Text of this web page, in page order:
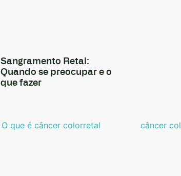
Sangramento Retal:
Quando se preocupar e o
que fazer